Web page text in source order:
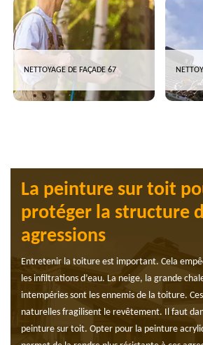
NETTOYAGE DE FAÇADE 67
La peinture sur toit
protéger la structure
agressions
Entretenir la toiture est important. Cela
les infiltrations d’eau. La neige, la grande
intempéries sont les ennemis de la toiture.
naturelles fragilisent le revêtement. Il faut
peinture sur toit. Opter pour la peinture